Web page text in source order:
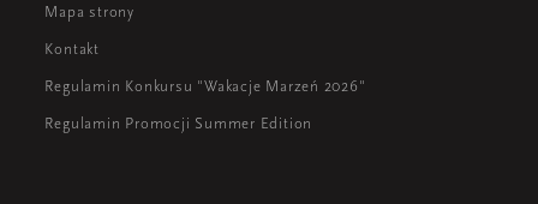
Mapa strony
Kontakt
Regulamin Konkursu "Wakacje Marzeń 2026"
Regulamin Promocji Summer Edition